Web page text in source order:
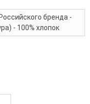
бренда -
- 100% хлопок